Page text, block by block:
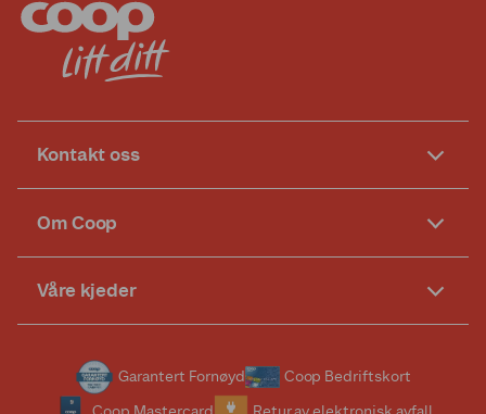
Kontakt oss
Om Coop
Våre kjeder
Garantert Fornøyd
Coop Bedriftskort